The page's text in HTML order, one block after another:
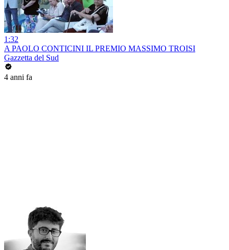
1:32
A PAOLO CONTICINI IL PREMIO MASSIMO TROISI
Gazzetta del Sud
4 anni fa